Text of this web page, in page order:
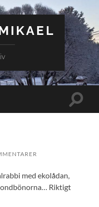
Slå
med ekolådan,
Riktigt